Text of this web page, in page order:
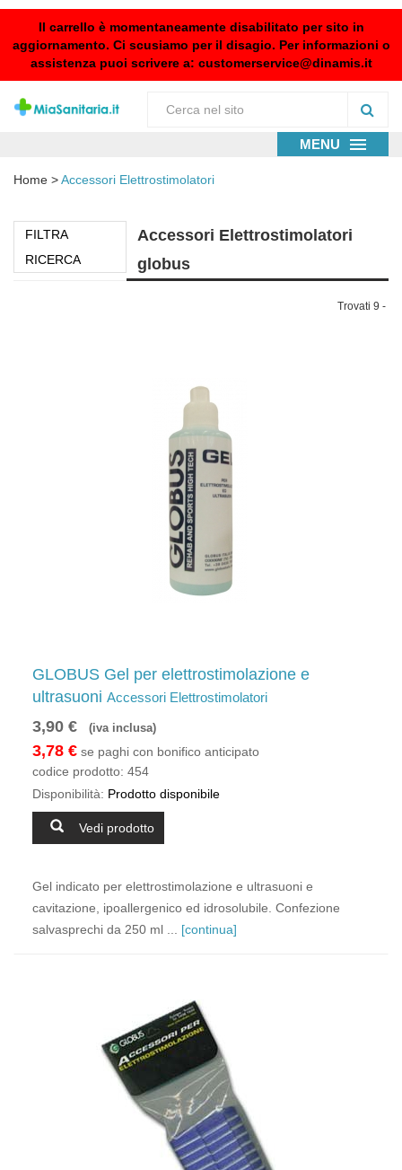
Il carrello è momentaneamente disabilitato per sito in
aggiornamento. Ci scusiamo per il disagio. Per informazioni o
assistenza puoi scrivere a: customerservice@dinamis.it
MENU
Home >Accessori Elettrostimolatori
FILTRA
RICERCA
Accessori Elettrostimolatori
globus
Trovati 9 -
GLOBUS Gel per elettrostimolazione e
ultrasuoni Accessori Elettrostimolatori
3,90 € (iva inclusa)
3,78 € se paghi con bonifico anticipato
codice prodotto: 454
Disponibilità: Prodotto disponibile
Vedi prodotto
Gel indicato per elettrostimolazione e ultrasuoni e
cavitazione, ipoallergenico ed idrosolubile. Confezione
salvasprechi da 250 ml ... [continua]